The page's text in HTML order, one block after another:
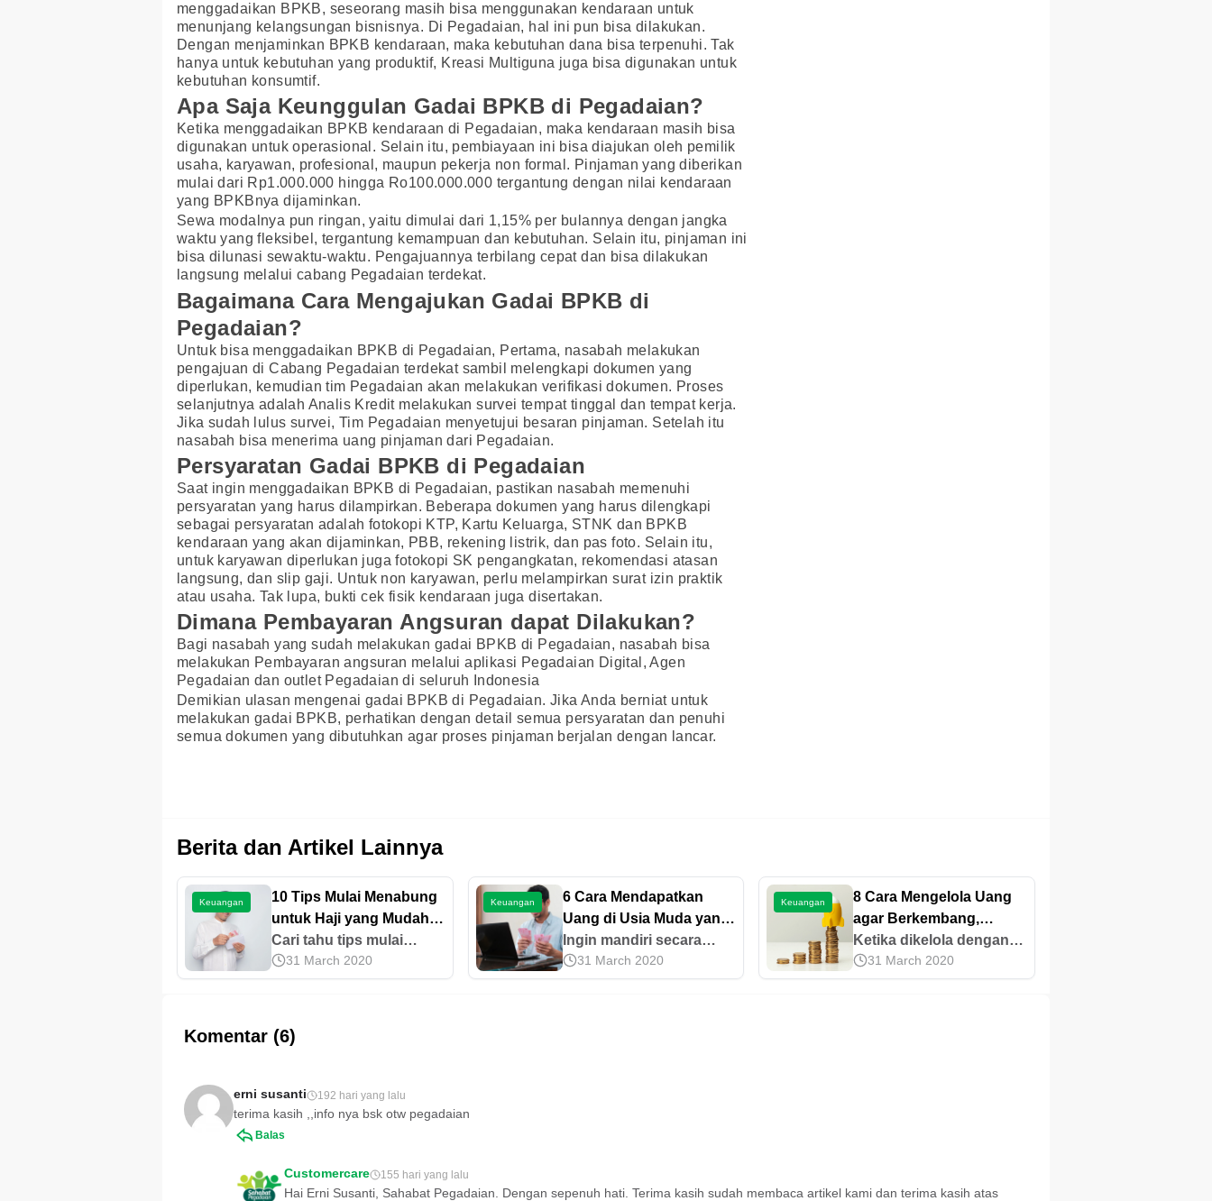
menggadaikan BPKB, seseorang masih bisa menggunakan kendaraan untuk
menunjang kelangsungan bisnisnya. Di Pegadaian, hal ini pun bisa dilakukan.
Dengan menjaminkan BPKB kendaraan, maka kebutuhan dana bisa terpenuhi. Tak
hanya untuk kebutuhan yang produktif, Kreasi Multiguna juga bisa digunakan untuk
kebutuhan konsumtif.
Apa Saja Keunggulan Gadai BPKB di Pegadaian?
Ketika menggadaikan BPKB kendaraan di Pegadaian, maka kendaraan masih bisa
digunakan untuk operasional. Selain itu, pembiayaan ini bisa diajukan oleh pemilik
usaha, karyawan, profesional, maupun pekerja non formal. Pinjaman yang diberikan
mulai dari Rp1.000.000 hingga Ro100.000.000 tergantung dengan nilai kendaraan
yang BPKBnya dijaminkan.
Sewa modalnya pun ringan, yaitu dimulai dari 1,15% per bulannya dengan jangka
waktu yang fleksibel, tergantung kemampuan dan kebutuhan. Selain itu, pinjaman ini
bisa dilunasi sewaktu-waktu. Pengajuannya terbilang cepat dan bisa dilakukan
langsung melalui cabang Pegadaian terdekat.
Bagaimana Cara Mengajukan Gadai BPKB di
Pegadaian?
Untuk bisa menggadaikan BPKB di Pegadaian, Pertama, nasabah melakukan
pengajuan di Cabang Pegadaian terdekat sambil melengkapi dokumen yang
diperlukan, kemudian tim Pegadaian akan melakukan verifikasi dokumen. Proses
selanjutnya adalah Analis Kredit melakukan survei tempat tinggal dan tempat kerja.
Jika sudah lulus survei, Tim Pegadaian menyetujui besaran pinjaman. Setelah itu
nasabah bisa menerima uang pinjaman dari Pegadaian.
Persyaratan Gadai BPKB di Pegadaian
Saat ingin menggadaikan BPKB di Pegadaian, pastikan nasabah memenuhi
persyaratan yang harus dilampirkan. Beberapa dokumen yang harus dilengkapi
sebagai persyaratan adalah fotokopi KTP, Kartu Keluarga, STNK dan BPKB
kendaraan yang akan dijaminkan, PBB, rekening listrik, dan pas foto. Selain itu,
untuk karyawan diperlukan juga fotokopi SK pengangkatan, rekomendasi atasan
langsung, dan slip gaji. Untuk non karyawan, perlu melampirkan surat izin praktik
atau usaha. Tak lupa, bukti cek fisik kendaraan juga disertakan.
Dimana Pembayaran Angsuran dapat Dilakukan?
Bagi nasabah yang sudah melakukan gadai BPKB di Pegadaian, nasabah bisa
melakukan Pembayaran angsuran melalui aplikasi Pegadaian Digital, Agen
Pegadaian dan outlet Pegadaian di seluruh Indonesia
Demikian ulasan mengenai gadai BPKB di Pegadaian. Jika Anda berniat untuk
melakukan gadai BPKB, perhatikan dengan detail semua persyaratan dan penuhi
semua dokumen yang dibutuhkan agar proses pinjaman berjalan dengan lancar.
Berita dan Artikel Lainnya
Keuangan
10 Tips Mulai Menabung
untuk Haji yang Mudah
Diterapkan
Cari tahu tips mulai
menabung untuk haji
yang mudah diterapkan.
keuangan hingga
mempersiapkan biaya
31 March 2020
Keuangan
6 Cara Mendapatkan
Uang di Usia Muda yang
Realistis, Coba!
Ingin mandiri secara
finansial sejak dini?
Tenang! Mari temukan
31 March 2020
Keuangan
8 Cara Mengelola Uang
agar Berkembang,
Jaminan Masa Depan!
Ketika dikelola dengan
baik, uang dapat
berkembang dan
31 March 2020
Komentar (6)
erni susanti 192 hari yang lalu
terima kasih ,,info nya bsk otw pegadaian
Balas
Customercare 155 hari yang lalu
Hai Erni Susanti, Sahabat Pegadaian. Dengan sepenuh hati. Terima kasih sudah membaca artikel kami dan terima kasih atas